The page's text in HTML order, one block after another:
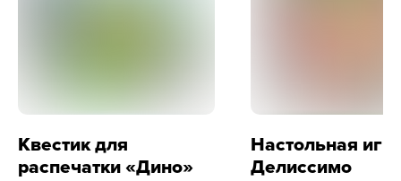
Квестик для
распечатки «Дино»
Настольная
Делиссимо